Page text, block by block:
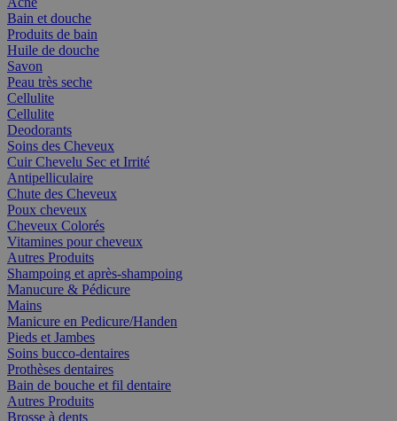
Bain et douche
Produits de bain
Huile de douche
Savon
Peau très seche
Cellulite
Cellulite
Deodorants
Soins des Cheveux
Cuir Chevelu Sec et Irrité
Antipelliculaire
Chute des Cheveux
Poux cheveux
Cheveux Colorés
Vitamines pour cheveux
Autres Produits
Shampoing et après-shampoing
Manucure & Pédicure
Mains
Manicure en Pedicure/Handen
Pieds et Jambes
Soins bucco-dentaires
Prothèses dentaires
Bain de bouche et fil dentaire
Autres Produits
Brosse à dents